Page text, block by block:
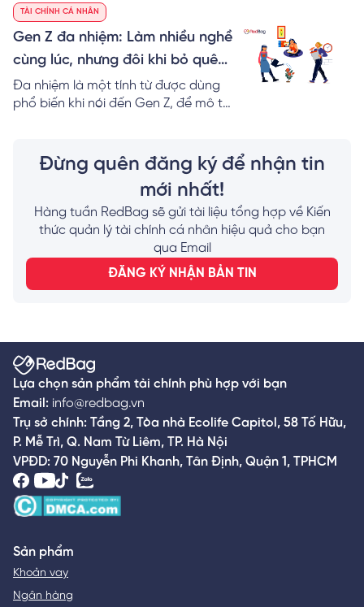
thách mới.
một con đường dài và đầy khó khăn
đối với người trẻ. Hình thành những
thói quen tài chính đúng đắn ngay từ
sớm là một cách đơn giản và hữu ích
để người trẻ sớm thành công trong
mục tiêu đạt được trạng thái tự do
TÀI CHÍNH CÁ NHÂN
Gen Z đa nhiệm: Làm nhiều nghề
cùng lúc, nhưng đôi khi bỏ quên
việc tối ưu tài chính cá nhân
Đa nhiệm là một tính từ được dùng
phổ biến khi nói đến Gen Z, để mô tả
cùng một lúc. Đây là một trong
những đặc điểm giúp cho Gen Z nổi
bật hơn những thế hệ trước. Đa
nhiệm, năng động, tự tin, sáng tạo là
một bộ những tính từ gắn liền với
Gen Z. Trong bài viết này, chúng ta
sẽ cùng khám phá tính đa nhiệm của
Gen Z trong công việc.
Đừng quên đăng ký để nhận tin
mới nhất!
Hàng tuần RedBag sẽ gửi tài liệu tổng hợp về Kiến
thức quản lý tài chính cá nhân hiệu quả cho bạn
qua Email
ĐĂNG KÝ NHẬN BẢN TIN
Lựa chọn sản phẩm tài chính phù hợp với bạn
Email: info@redbag.vn
Trụ sở chính: Tầng 2, Tòa nhà Ecolife Capitol, 58 Tố Hữu,
P. Mễ Trì, Q. Nam Từ Liêm, TP. Hà Nội
VPĐD: 70 Nguyễn Phi Khanh, Tân Định, Quận 1, TPHCM
Sản phẩm
Khoản vay
Ngân hàng